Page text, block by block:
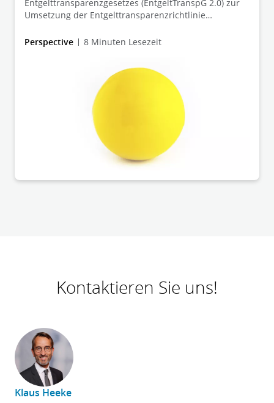
Entgelttransparenzgesetzes (EntgeltTranspG 2.0) zur
Umsetzung der Entgelttransparenzrichtlinie
Rechtsprechung die Rechtssätze für die
nach dem aktuell geltenden Entgelttransparenzgesetz
(EntgeltTranspG 1.0) stetig weiter. Dieser Client Alert
ordnet die hierzu ergangenen Urteile des
Landesarbeitsgerichts Baden-Württemberg vom
18.09.2024 (4 Sa 26/23) und vom 01.10.2024 (2 Sa
Perspective 8 Minuten Lesezeit
Kontaktieren Sie uns!
Klaus Heeke